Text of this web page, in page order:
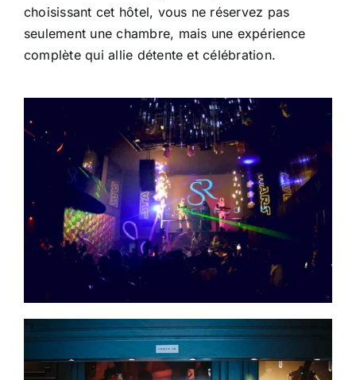
choisissant cet hôtel, vous ne réservez pas
seulement une chambre, mais une expérience
complète qui allie détente et célébration.